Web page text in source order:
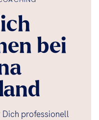
bei
Dich professionell